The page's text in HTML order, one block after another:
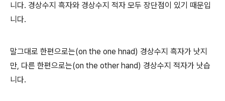
니다. 경상수지 흑자와 경상수지 적자 모두 장단점이 있기 때문입
니다.
말그대로 한편으로는(on the one hnad) 경상수지 흑자가 낫지
만, 다른 한편으로는(on the other hand) 경상수지 적자가 낫습
니다.